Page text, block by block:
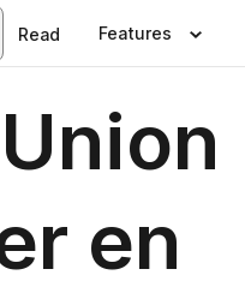
Read Features
en